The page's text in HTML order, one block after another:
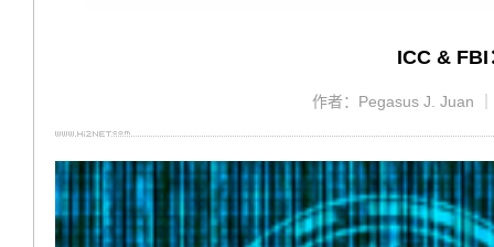
ICC & FBI
作者：Pegasus J. Juan